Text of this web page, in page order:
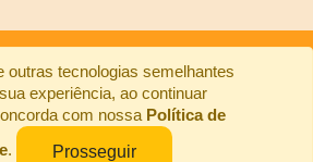
outras tecnologias semelhantes
experiência, ao continuar
com nossa Política de
. Prosseguir